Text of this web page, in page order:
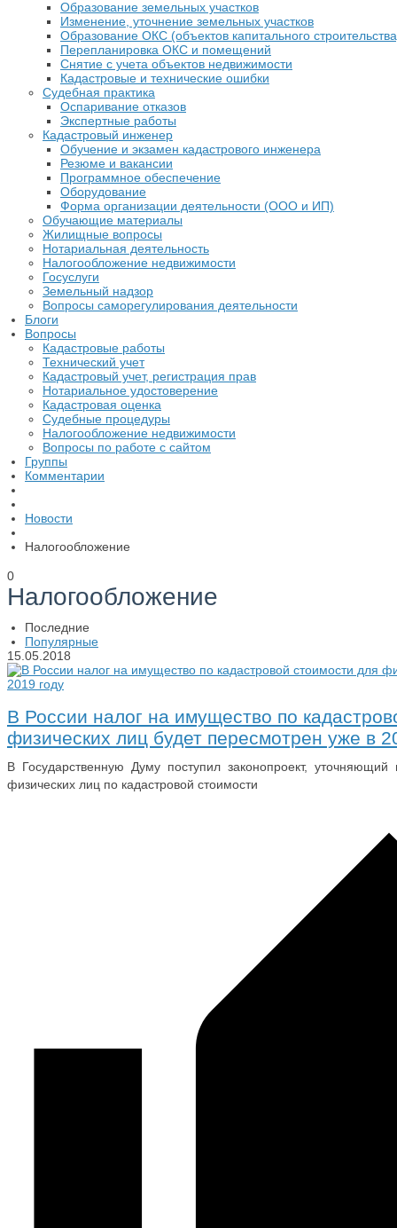
Образование земельных участков
Изменение, уточнение земельных участков
Образование ОКС (объектов капитального
Перепланировка ОКС и помещений
Снятие с учета объектов недвижимости
Кадастровые и технические ошибки
Судебная практика
Оспаривание отказов
Экспертные работы
Кадастровый инженер
Обучение и экзамен кадастрового инженера
Резюме и вакансии
Программное обеспечение
Оборудование
Форма организации деятельности (ООО и ИП)
Обучающие материалы
Жилищные вопросы
Нотариальная деятельность
Налогообложение недвижимости
Госуслуги
Земельный надзор
Вопросы саморегулирования деятельности
Блоги
Вопросы
Кадастровые работы
Технический учет
Кадастровый учет, регистрация прав
Нотариальное удостоверение
Кадастровая оценка
Судебные процедуры
Налогообложение недвижимости
Вопросы по работе с сайтом
Группы
Комментарии
Новости
Налогообложение
0
Налогообложение
Последние
Популярные
15.05.2018
В России налог на имущество по
физических лиц будет пересмотрен уже в
В Государственную Думу поступил законопроект,
физических лиц по кадастровой стоимости